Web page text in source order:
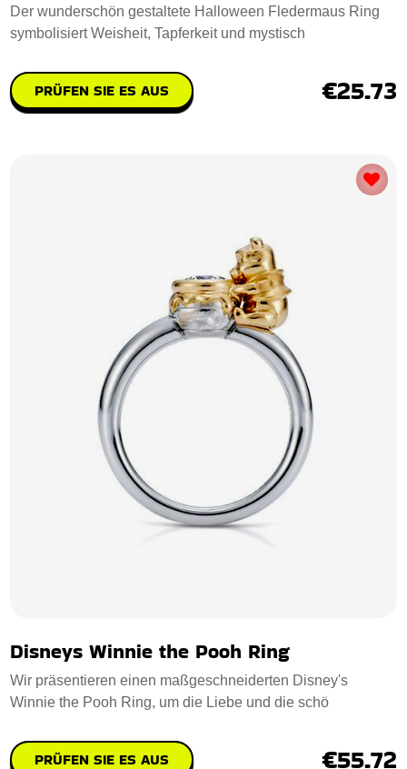
Der wunderschön gestaltete Halloween Fledermaus Ring
symbolisiert Weisheit, Tapferkeit und mystisch
PRÜFEN SIE ES AUS €25.73
Disneys Winnie the Pooh Ring
Wir präsentieren einen maßgeschneiderten Disney's
Winnie the Pooh Ring, um die Liebe und die schö
PRÜFEN SIE ES AUS €55.72